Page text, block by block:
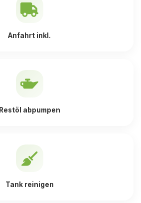
Anfahrt inkl.
Restöl abpumpen
Tank reinigen